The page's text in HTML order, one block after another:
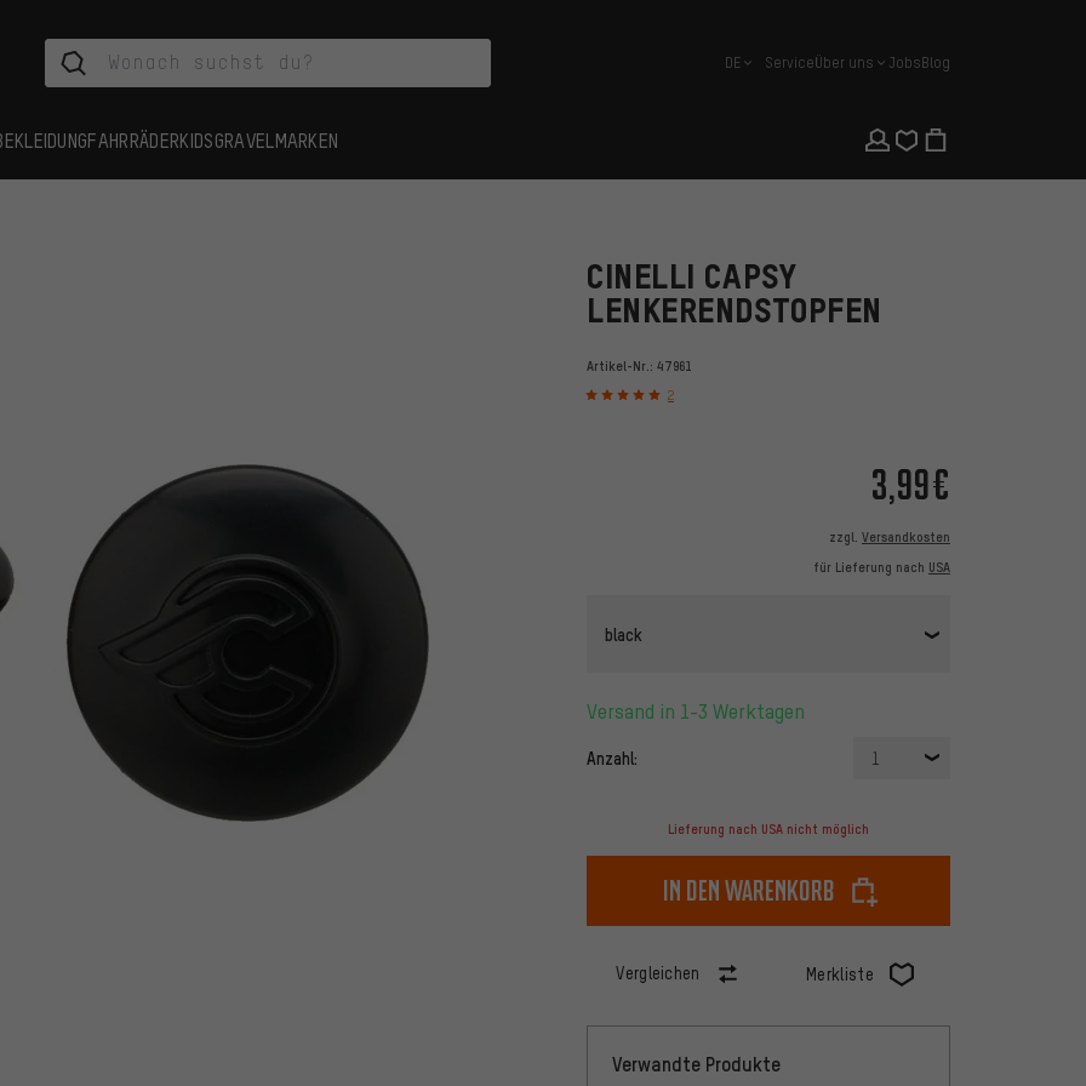
Deutsch
DE ServiceÜber uns JobsBlog
FAHRRÄDERKIDSGRAVEL MARKEN
CINELLI CAPSY
LENKERENDSTOPFEN
Artikel-Nr.: 47961
2
3,99€
zzgl. Versandkosten
für Lieferung nach USA
black
Versand in 1-3 Werktagen
Anzahl: 1
Lieferung nach USA nicht möglich
In den Warenkorb
Vergleichen Merkliste
Verwandte Produkte